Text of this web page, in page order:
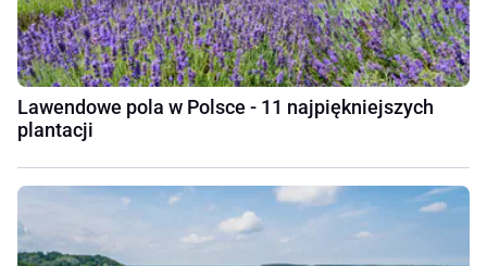
Lawendowe pola w Polsce - 11 najpiękniejszych
plantacji